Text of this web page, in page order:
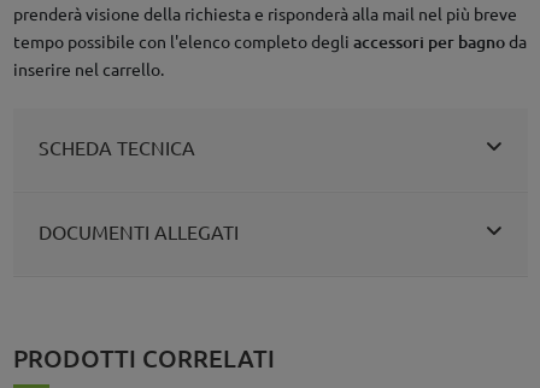
prenderà visione della richiesta e risponderà alla mail nel più breve
tempo possibile con l'elenco completo degli accessori per bagnoda
inserire nel carrello.
SCHEDA TECNICA
DOCUMENTI ALLEGATI
PRODOTTI CORRELATI